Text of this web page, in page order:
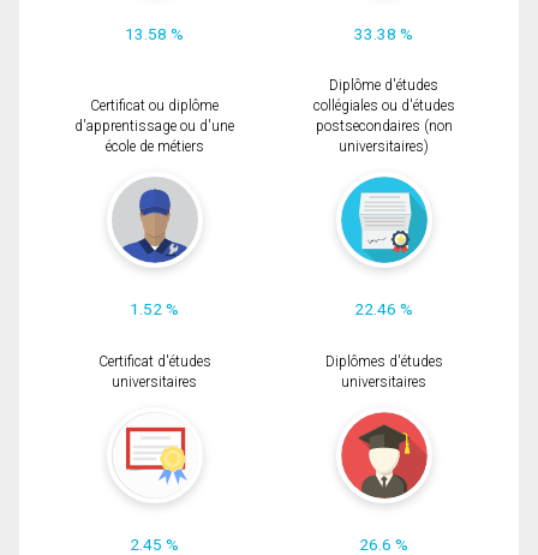
13.58 % 33.38 %
Certificat ou diplôme
d'apprentissage ou d'une
école de métiers
1.52 %
Diplôme d'études
collégiales ou d'études
postsecondaires (non
universitaires)
22.46 %
Certificat d'études
universitaires
2.45 %
Diplômes d'études
universitaires
26.6 %